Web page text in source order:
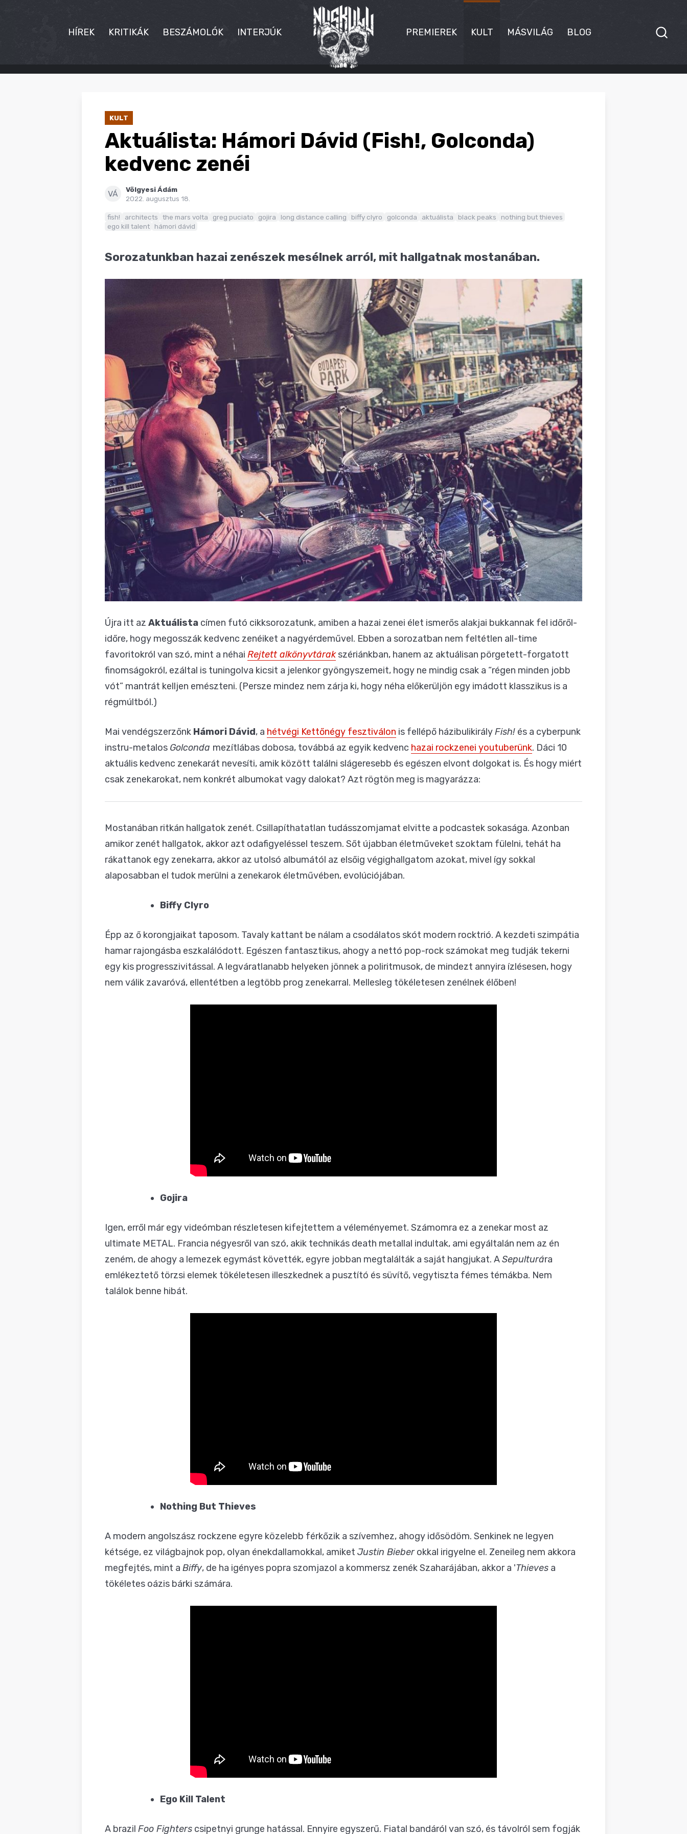
HÍREK KRITIKÁK BESZÁMOLÓK INTERJÚK PREMIEREK KULT MÁSVILÁG BLOG
HÍREK
KULT
Aktuálista: Hámori Dávid (Fish!, Golconda)
kedvenc zenéi
VÁ
Völgyesi Ádám
2022. augusztus 18.
fish! architects the mars volta greg puciato gojira long distance calling biffy clyro golconda aktuálista black peaks
nothing but thieves
ego kill talent
hámori dávid
Sorozatunkban hazai zenészek mesélnek arról, mit hallgatnak mostanában.
Újra itt az Aktuálista címen futó cikksorozatunk, amiben a hazai zenei élet ismerős alakjai bukkannak fel időről-
időre, hogy megosszák kedvenc zenéiket a nagyérdeművel. Ebben a sorozatban nem feltétlen all-time
favoritokról van szó, mint a néhai Rejtett alkönyvtárakszériánkban, hanem az aktuálisan pörgetett-forgatott
finomságokról, ezáltal is tuningolva kicsit a jelenkor gyöngyszemeit, hogy ne mindig csak a “régen minden jobb
vót” mantrát kelljen emészteni. (Persze mindez nem zárja ki, hogy néha előkerüljön egy imádott klasszikus is a
régmúltból.)
Mai vendégszerzőnk Hámori Dávid, a hétvégi Kettőnégy fesztiválon is fellépő házibulikirályFish! és a cyberpunk
instru-metalos Golconda mezítlábas dobosa, továbbá az egyik kedvenc hazai rockzenei youtuberünk. Dáci 10
aktuális kedvenc zenekarát nevesíti, amik között találni slágeresebb és egészen elvont dolgokat is. És hogy miért
csak zenekarokat, nem konkrét albumokat vagy dalokat? Azt rögtön meg is magyarázza:
Mostanában ritkán hallgatok zenét. Csillapíthatatlan tudásszomjamat elvitte a podcastek sokasága. Azonban
amikor zenét hallgatok, akkor azt odafigyeléssel teszem. Sőt újabban életműveket szoktam fülelni, tehát ha
rákattanok egy zenekarra, akkor az utolsó albumától az elsőig végighallgatom azokat, mivel így sokkal
alaposabban el tudok merülni a zenekarok életművében, evolúciójában.
Biffy Clyro
Épp az ő korongjaikat taposom. Tavaly kattant be nálam a csodálatos skót modern rocktrió. A kezdeti szimpátia
hamar rajongásba eszkalálódott. Egészen fantasztikus, ahogy a nettó pop-rock számokat meg tudják tekerni
egy kis progresszivitással. A legváratlanabb helyeken jönnek a poliritmusok, de mindezt annyira ízlésesen, hogy
nem válik zavaróvá, ellentétben a legtöbb prog zenekarral. Mellesleg tökéletesen zenélnek élőben!
Gojira
Igen, erről máregy videómban részletesen kifejtettem a véleményemet. Számomra ez a zenekar most az
ultimate METAL. Francia négyesről van szó, akik technikás death metallal indultak, ami egyáltalán nem az én
zeném, de ahogy a lemezek egymást követték, egyre jobban megtalálták a saját hangjukat. ASepulturára
emlékeztető törzsi elemek tökéletesen illeszkednek a pusztító és süvítő, vegytiszta fémes témákba. Nem
találok benne hibát.
Nothing But Thieves
A modern angolszász rockzene egyre közelebb férkőzik a szívemhez, ahogy idősödöm. Senkinek ne legyen
kétsége, ez világbajnok pop, olyan énekdallamokkal, amiket Justin Bieberokkal irigyelne el. Zeneileg nem akkora
megfejtés, mint a Biffy, de ha igényes popra szomjazol a kommersz zenék Szaharájában, akkor a 'Thieves a
tökéletes oázis bárki számára.
Ego Kill Talent
A brazil Foo Fighters csipetnyi grunge hatással. Ennyire egyszerű. Fiatal bandáról van szó, és távolról sem fogják